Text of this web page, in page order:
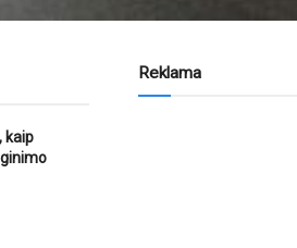
kaip
Reklama